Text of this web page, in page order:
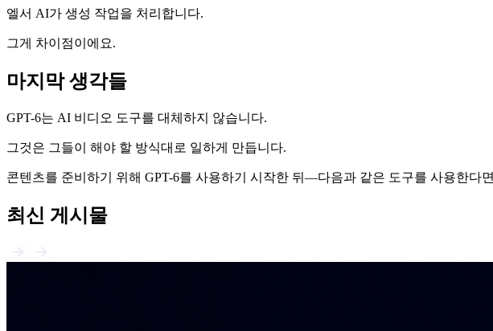
엘서 AI가 생성 작업을 처리합니다.
그게 차이점이에요.
마지막 생각들
GPT-6는 AI 비디오 도구를 대체하지 않습니다.
그것은 그들이 해야 할 방식대로 일하게 만듭니다.
콘텐츠를 준비하기 위해 GPT-6를 사용하기 시작한 뒤—다음과 같은 도구를 사용한다면
최신 게시물